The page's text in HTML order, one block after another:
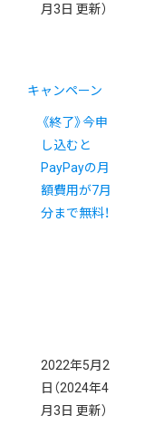
月3日 更新）
キャンペーン
《終了》今申
し込むと
PayPayの月
額費用が7月
分まで無料！
2022年5月2
日 （2024年4
月3日 更新）